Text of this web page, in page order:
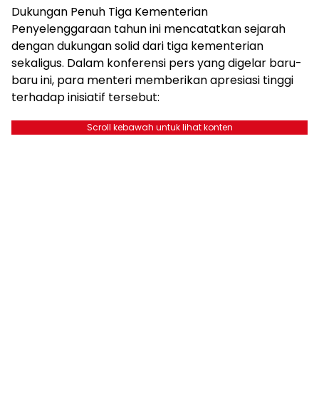
Dukungan Penuh Tiga Kementerian
Penyelenggaraan tahun ini mencatatkan sejarah
dengan dukungan solid dari tiga kementerian
sekaligus. Dalam konferensi pers yang digelar baru-
baru ini, para menteri memberikan apresiasi tinggi
terhadap inisiatif tersebut:
Scroll kebawah untuk lihat konten